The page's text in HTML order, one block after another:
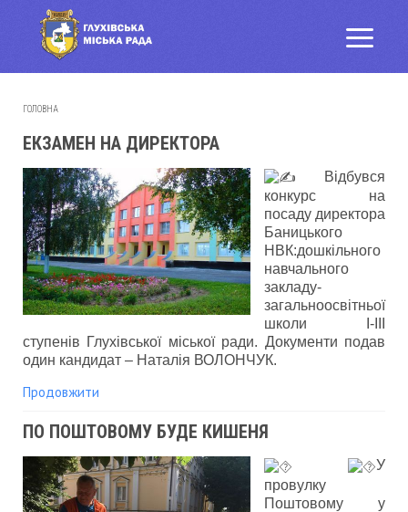
ГОЛОВНА
ЕКЗАМЕН НА ДИРЕКТОРА
Відбувся
конкурс на
посаду директора
Баницького
НВК:дошкільного
навчального
закладу-
загальноосвітньої
школи I-III
ступенів Глухівської міської ради. Документи подав
один кандидат – Наталія ВОЛОНЧУК.
Продовжити
ПО ПОШТОВОМУ БУДЕ КИШЕНЯ
У
провулку
Поштовому у